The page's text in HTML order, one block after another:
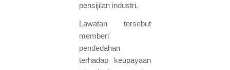
pensijilan industri.
Lawatan tersebut
memberi
pendedahan
terhadap keupayaan